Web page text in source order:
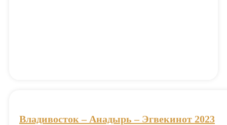
Владивосток – Анадырь – Эгвекинот 2023